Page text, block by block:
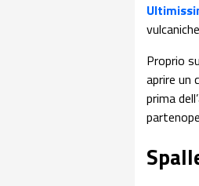
Proprio
aprire un
prima